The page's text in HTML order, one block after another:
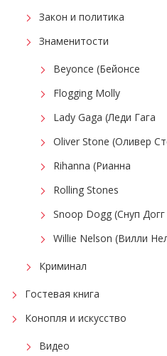
Закон и политика
Знаменитости
Beyonce (Бейонсе
Flogging Molly
Lady Gaga (Леди Гага
Oliver Stone (Оливер
Rihanna (Рианна
Rolling Stones
Snoop Dogg (Снуп Догг
Willie Nelson (Вилли
Криминал
Гостевая книга
Конопля и искусство
Видео